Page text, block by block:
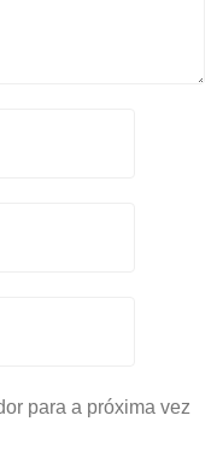
para a próxima vez